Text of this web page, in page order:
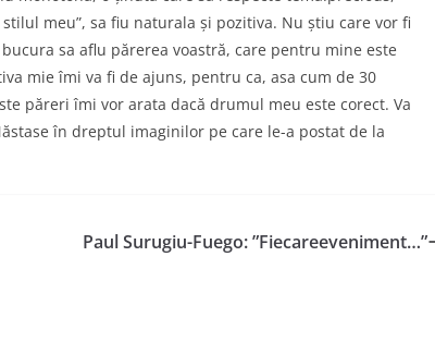
meu”, sa fiu naturala și pozitiva. Nu știu care vor fi
sa aflu părerea voastră, care pentru mine este
mie îmi va fi de ajuns, pentru ca, asa cum de 30
păreri îmi vor arata dacă drumul meu este corect. Va
în dreptul imaginilor pe care le-a postat de la
Paul Surugiu-Fuego: ”Fiecareeveniment…”